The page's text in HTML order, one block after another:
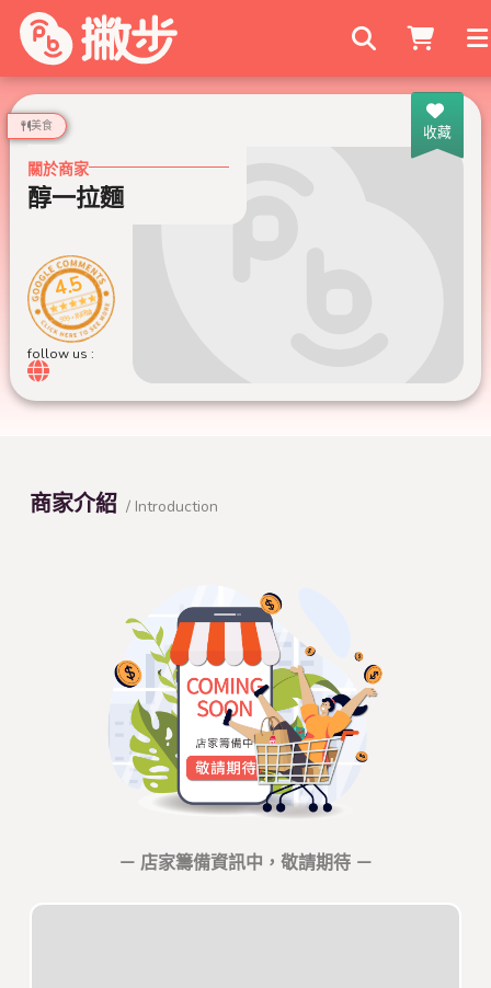
搜尋商家
收藏
美食
關於商家
醇一拉麵
4.5
999+ 則評論
follow us :
商家介紹 / Introduction
－ 店家籌備資訊中，敬請期待 －